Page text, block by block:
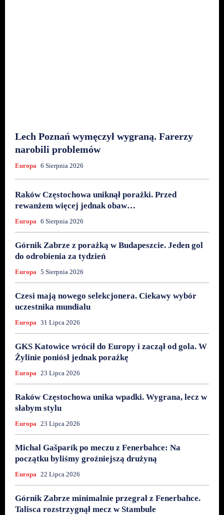
Lech Poznań wymęczył wygraną. Farerzy
narobili problemów
Europa 6 Sierpnia 2026
Raków Częstochowa uniknął porażki. Przed
rewanżem więcej jednak obaw…
Europa 6 Sierpnia 2026
Górnik Zabrze z porażką w Budapeszcie. Jeden gol
do odrobienia za tydzień
Europa 5 Sierpnia 2026
Czesi mają nowego selekcjonera. Ciekawy wybór
uczestnika mundialu
Europa 31 Lipca 2026
GKS Katowice wrócił do Europy i zaczął od gola. W
Żylinie poniósł jednak porażkę
Europa 23 Lipca 2026
Raków Częstochowa unika wpadki. Wygrana, lecz w
słabym stylu
Europa 23 Lipca 2026
Michal Gašparík po meczu z Fenerbahce: Na
początku byliśmy groźniejszą drużyną
Europa 22 Lipca 2026
Górnik Zabrze minimalnie przegrał z Fenerbahce.
Talisca rozstrzygnął mecz w Stambule